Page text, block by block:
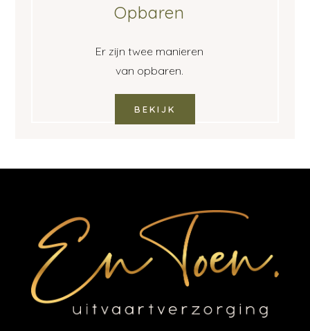
Opbaren
Er zijn twee manieren
van opbaren.
BEKIJK